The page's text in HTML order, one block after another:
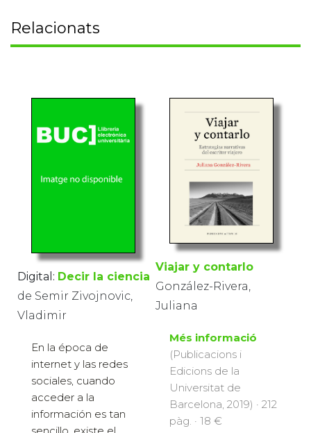
Relacionats
Digital: Decir la ciencia
de Semir Zivojnovic,
Vladimir
En la época de
internet y las redes
sociales, cuando
acceder a la
información es tan
sencillo, existe el
Viajar y contarlo
González-Rivera,
Juliana
Més informació
(Publicacions i
Edicions de la
Universitat de
Barcelona, 2019) · 212
pàg. · 18 €